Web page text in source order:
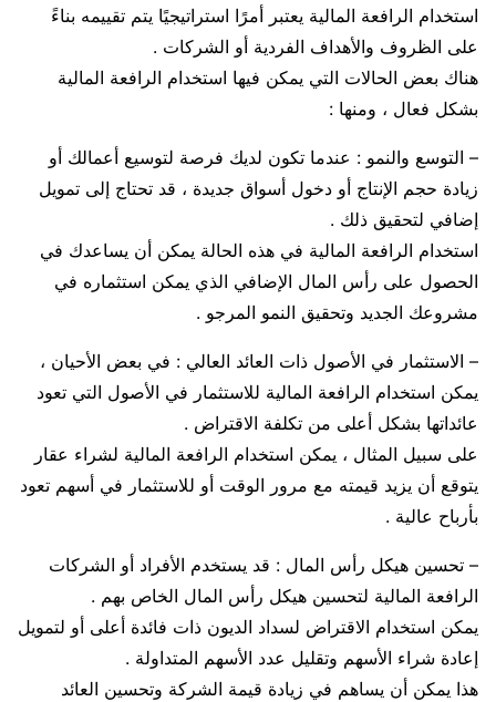
استخدام الرافعة المالية يعتبر أمرًا استراتيجيًا يتم تقييمه بناءً
على الظروف والأهداف الفردية أو الشركات .
هناك بعض الحالات التي يمكن فيها استخدام الرافعة المالية
بشكل فعال ، ومنها :
– التوسع والنمو : عندما تكون لديك فرصة لتوسيع أعمالك أو
زيادة حجم الإنتاج أو دخول أسواق جديدة ، قد تحتاج إلى تمويل
إضافي لتحقيق ذلك .
استخدام الرافعة المالية في هذه الحالة يمكن أن يساعدك في
الحصول على رأس المال الإضافي الذي يمكن استثماره في
مشروعك الجديد وتحقيق النمو المرجو .
– الاستثمار في الأصول ذات العائد العالي : في بعض الأحيان ،
يمكن استخدام الرافعة المالية للاستثمار في الأصول التي تعود
عائداتها بشكل أعلى من تكلفة الاقتراض .
على سبيل المثال ، يمكن استخدام الرافعة المالية لشراء عقار
يتوقع أن يزيد قيمته مع مرور الوقت أو للاستثمار في أسهم تعود
بأرباح عالية .
– تحسين هيكل رأس المال : قد يستخدم الأفراد أو الشركات
الرافعة المالية لتحسين هيكل رأس المال الخاص بهم .
يمكن استخدام الاقتراض لسداد الديون ذات فائدة أعلى أو لتمويل
إعادة شراء الأسهم وتقليل عدد الأسهم المتداولة .
هذا يمكن أن يساهم في زيادة قيمة الشركة وتحسين العائد